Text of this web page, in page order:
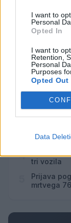
I want to
Personal
Opted In
I want to
Retention,
Personal
Purposes
Opted Out
Data
Najbolj
Pretep v
moškega
2
Korošico
4
tri vozila
Prijava
mrtvega